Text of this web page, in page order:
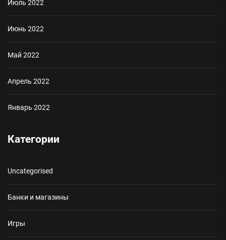
Июль 2022
Июнь 2022
Май 2022
Апрель 2022
Январь 2022
Категории
Uncategorised
Банки и магазины
Игры